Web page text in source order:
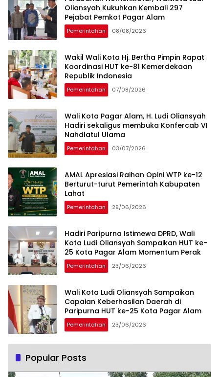
Oliansyah Kukuhkan Kembali 297
Pejabat Pemkot Pagar Alam
Pemerintahan 08/08/2026
Wakil Wali Kota Hj. Bertha Pimpin ​Rapat
Koordinasi HUT ke-81 Kemerdekaan
Republik Indonesia
Pemerintahan 07/08/2026
Wali Kota Pagar Alam, H. Ludi Oliansyah
Hadiri sekaligus membuka Konfercab VI
Nahdlatul Ulama
Pemerintahan 03/07/2026
AMAL Apresiasi Raihan Opini WTP ke-12
Berturut-turut Pemerintah Kabupaten
Lahat
Pemerintahan 29/06/2026
Hadiri Paripurna Istimewa DPRD, Wali
Kota Ludi Oliansyah Sampaikan HUT ke-
25 Kota Pagar Alam Momentum Perak
Pemerintahan 23/06/2026
Wali Kota Ludi Oliansyah Sampaikan
Capaian Keberhasilan Daerah di
Paripurna HUT ke-25 Kota Pagar Alam
Pemerintahan 23/06/2026
Popular Posts